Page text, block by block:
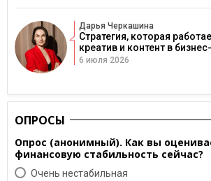
Дарья Черкашина
Стратегия, которая
креатив и контент в
6 июля 2026
ОПРОСЫ
Опрос (анонимный). Как вы
финансовую стабильность сейчас?
Очень нестабильная